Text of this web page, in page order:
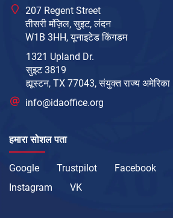
207 Regent Street
तीसरी मंज़िल, सुइट, लंदन
W1B 3HH, यूनाइटेड किंगडम
1321 Upland Dr.
सुइट 3819
ह्यूस्टन, TX 77043, संयुक्त राज्य अमेरिका
info@idaoffice.org
हमारा सोशल पता
Google Trustpilot Facebook
Instagram
VK